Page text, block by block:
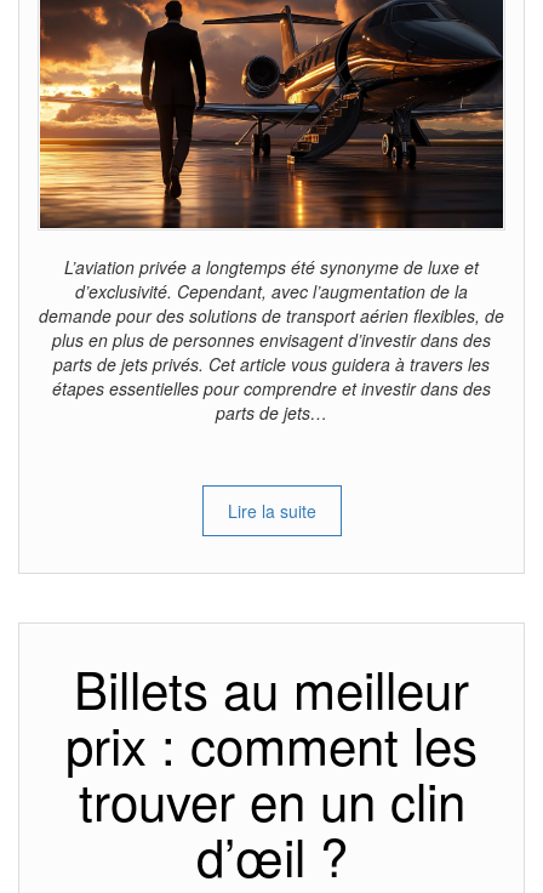
L’aviation privée a longtemps été synonyme de luxe et
d’exclusivité. Cependant, avec l’augmentation de la
demande pour des solutions de transport aérien flexibles, de
plus en plus de personnes envisagent d’investir dans des
parts de jets privés. Cet article vous guidera à travers les
étapes essentielles pour comprendre et investir dans des
parts de jets…
Lire la suite
Billets au meilleur
prix : comment les
trouver en un clin
d’œil ?